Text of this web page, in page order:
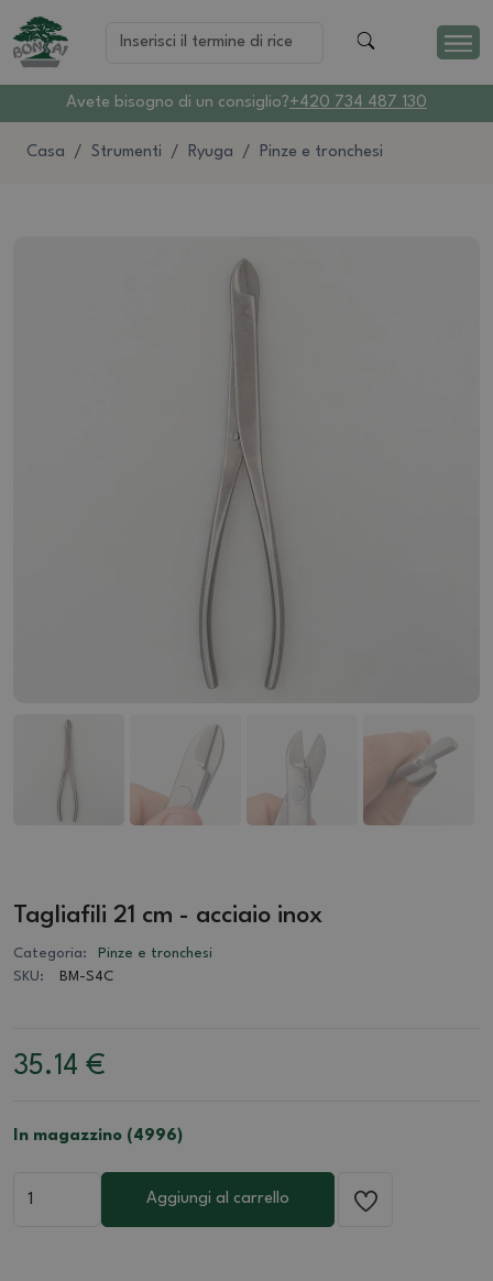
Avete bisogno di un consiglio?+420 734 487 130
Casa Strumenti Ryuga Pinze e tronchesi
Tagliafili 21 cm - acciaio inox
Categoria:
Pinze e tronchesi
SKU:
BM-S4C
35.14 €
In magazzino (4996)
Aggiungi al carrello